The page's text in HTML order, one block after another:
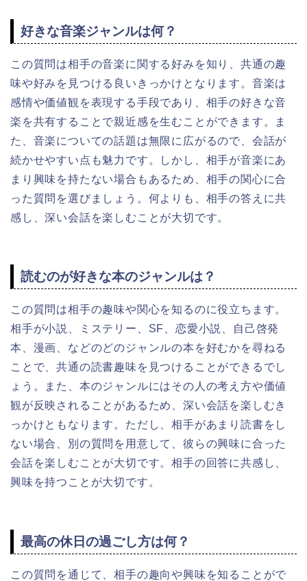
好きな音楽ジャンルは何？
この質問は相手の音楽に関する好みを知り、共通の趣
味や好みを見つける良いきっかけとなります。音楽は
感情や価値観を表現する手段であり、相手の好きな音
楽を共有することで親近感を生むことができます。ま
た、音楽についての話題は無限に広がるので、会話が
続かせやすい点も魅力です。しかし、相手が音楽にあ
まり興味を持たない場合もあるため、相手の関心に合
った質問を選びましょう。何よりも、相手の答えに共
感し、深い会話を楽しむことが大切です。
読むのが好きな本のジャンルは？
この質問は相手の趣味や関心を知るのに役立ちます。
相手が小説、ミステリー、SF、恋愛小説、自己啓発
本、漫画、などのどのジャンルの本を好むかを尋ねる
ことで、共通の読書趣味を見つけることができるでし
ょう。また、本のジャンルにはその人の考え方や価値
観が反映されることがあるため、深い会話を楽しむき
っかけともなります。ただし、相手があまり読書をし
ない場合、別の質問を用意して、彼らの興味に合った
会話を楽しむことが大切です。相手の回答に共感し、
興味を持つことが大切です。
最高の休日の過ごし方は何？
この質問を通じて、相手の趣向や興味を知ることがで